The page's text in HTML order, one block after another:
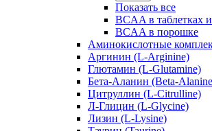
Показать все
BCAA в таблетках
BCAA в порошке
Аминокислотные
Аргинин (L-Arginine)
Глютамин (L-Glutamine)
Бета-Аланин (Beta-
Цитруллин (L-Citrulline)
Л-Глицин (L-Glycine)
Лизин (L-Lysine)